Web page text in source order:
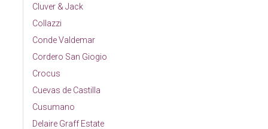
Cluver & Jack
Collazzi
Conde Valdemar
Cordero San Giogio
Crocus
Cuevas de Castilla
Cusumano
Delaire Graff Estate